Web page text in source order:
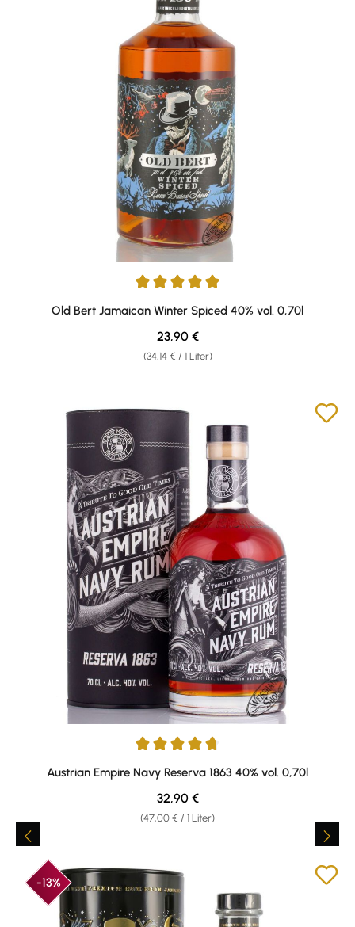
Durchschnittliche Bewertung von 5 von 5 Sternen
Old Bert Jamaican Winter Spiced 40% vol. 0,70l
(34,14 € / 1 Liter)
Regulärer Preis:
23,90 €
Durchschnittliche Bewertung von 4.84 von 5 Sternen
Austrian Empire Navy Reserva 1863 40% vol. 0,70l
(47,00 € / 1 Liter)
Regulärer Preis:
32,90 €
-13%